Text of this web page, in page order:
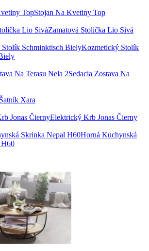
Stojan Na Kvetiny Top
Zamatová Stolička Lio Sivá
Kozmetický Stolík
Sedacia Zostava Na
Šatník Xara
Elektrický Krb Jonas Čierny
Horná Kuchynská
H60